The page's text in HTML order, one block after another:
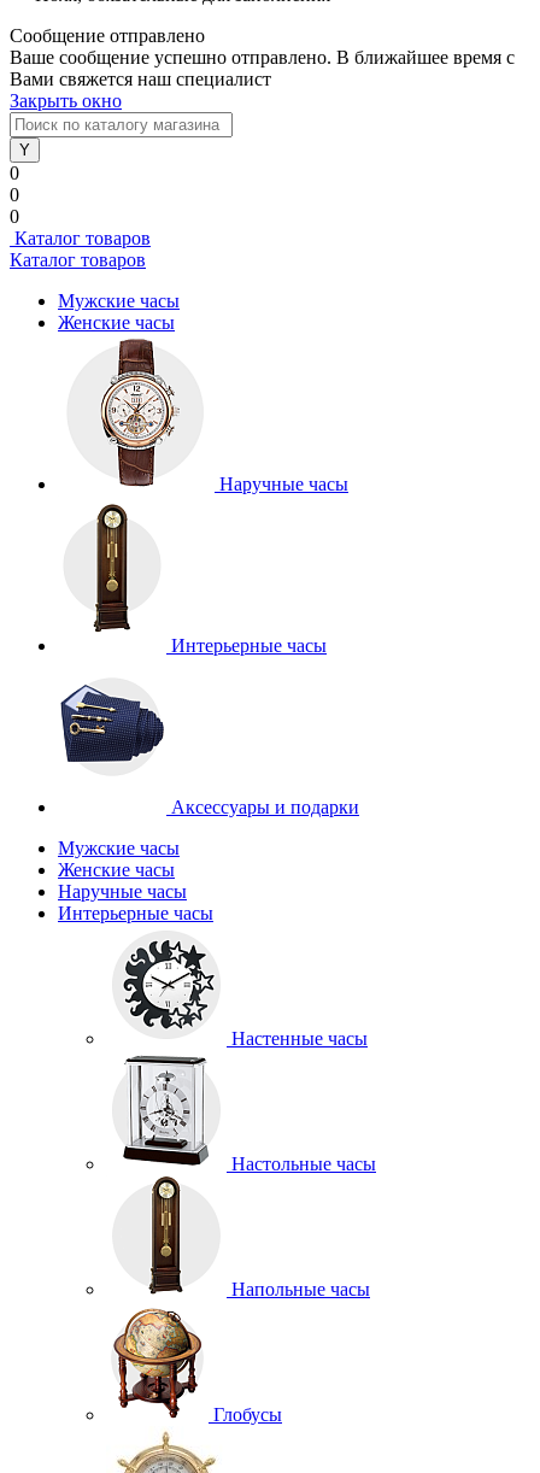
Сообщение отправлено
Ваше сообщение успешно отправлено. В ближайшее время с
Вами свяжется наш специалист
Закрыть окно
0
0
0
Каталог товаров
Каталог товаров
Мужские часы
Женские часы
Наручные часы
Интерьерные часы
Аксессуары и подарки
Мужские часы
Женские часы
Наручные часы
Интерьерные часы
Настенные часы
Настольные часы
Напольные часы
Глобусы